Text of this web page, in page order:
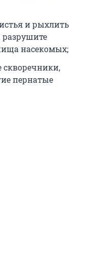
и рыхлить
насекомых;
скворечники,
пернатые